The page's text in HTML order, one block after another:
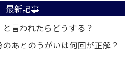
最新記事
言われたらどうする？
あとのうがいは何回が正解？